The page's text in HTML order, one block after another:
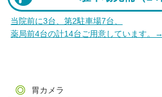
当院前に3台、第2駐車場7台、
薬局前4台の計14台ご用意しています。→
胃カメラ